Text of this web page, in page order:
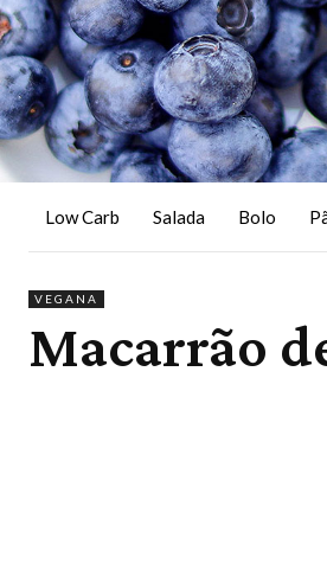
Low Carb Salada Bolo
VEGANA
Macarrão